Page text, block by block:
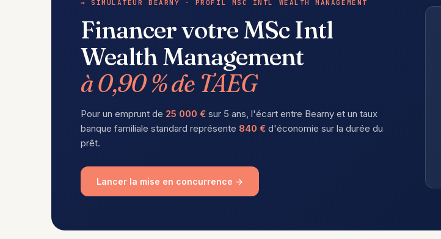
→ SIMULATEUR BEARNY · PROFIL MSC INTL WEALTH MANAGEMENT
Financer votre MSc Intl
Wealth Management
à 0,90 % de TAEG
Pour un emprunt de 25 000 € sur 5 ans, l'écart entre Bearny et un taux
banque familiale standard représente 840 € d'économie sur la durée du
prêt.
Lancer la mise en concurrence →